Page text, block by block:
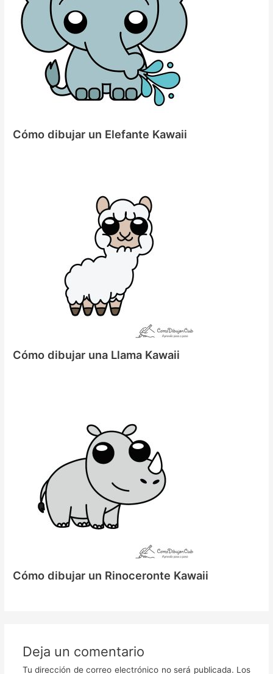
Cómo dibujar un Elefante Kawaii
Cómo dibujar una Llama Kawaii
Cómo dibujar un Rinoceronte Kawaii
Deja un comentario
Tu dirección de correo electrónico no será publicada. Los